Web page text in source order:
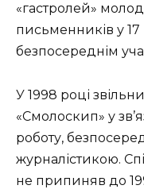
«гастролей»
письменників у 17
безпосереднім
У 1998 році
«Смолоскип» у
роботу,
журналістикою.
не припиняв до